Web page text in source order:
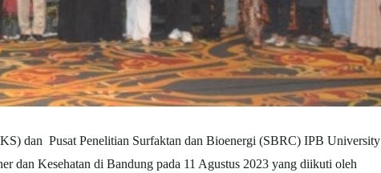
dan Pusat Penelitian Surfaktan dan Bioenergi (SBRC) IPB University
dan Kesehatan di Bandung pada 11 Agustus 2023 yang diikuti oleh